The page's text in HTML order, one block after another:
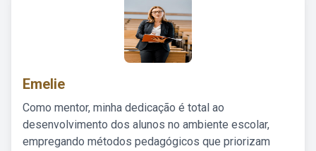
Emelie
Como mentor, minha dedicação é total ao
desenvolvimento dos alunos no ambiente escolar,
empregando métodos pedagógicos que priorizam